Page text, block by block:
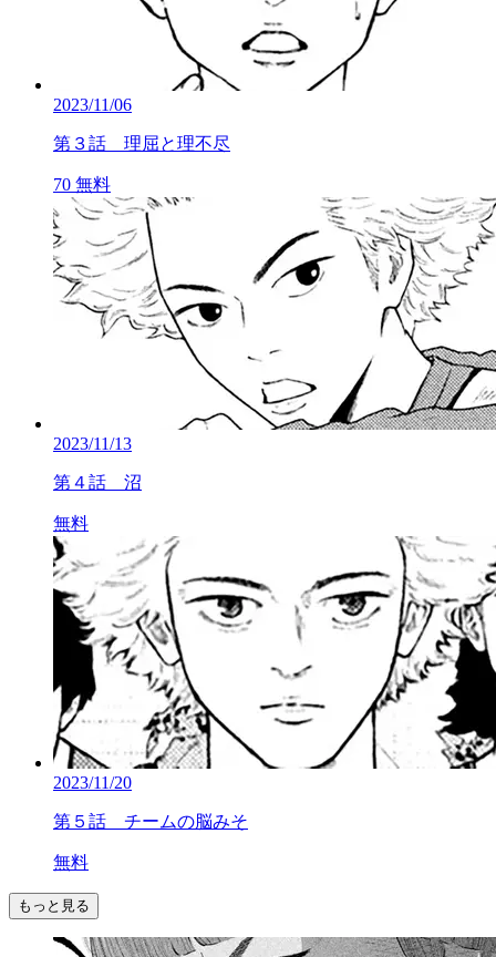
2023/11/06
第３話 理屈と理不尽
70 無料
2023/11/13
第４話 沼
無料
2023/11/20
第５話 チームの脳みそ
無料
もっと見る